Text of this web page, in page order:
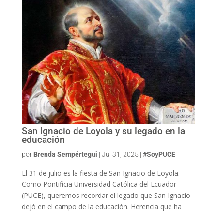
San Ignacio de Loyola y su legado en la
educación
por Brenda Sempértegui | Jul 31, 2025 | #SoyPUCE
El 31 de julio es la fiesta de San Ignacio de Loyola.
Como Pontificia Universidad Católica del Ecuador
(PUCE), queremos recordar el legado que San Ignacio
dejó en el campo de la educación. Herencia que ha